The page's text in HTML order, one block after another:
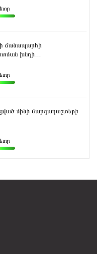
ճանապարհի
խնդի...
մինի մարզադաշտերի